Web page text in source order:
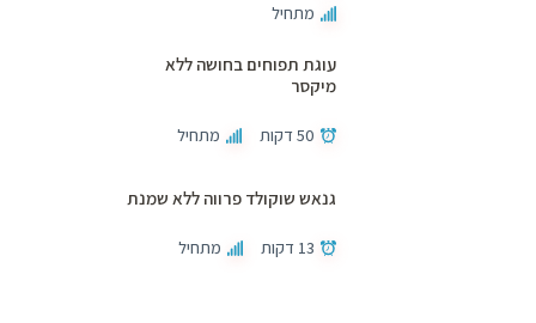
מתחיל
עוגת תפוחים בחושה ללא
מיקסר
50 דקות מתחיל
גנאש שוקולד פרווה ללא שמנת
13 דקות מתחיל